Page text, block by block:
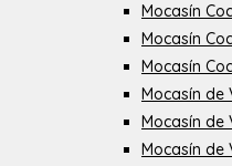
Mocasín
Mocasín
Mocasín
Mocasín de
Mocasín de
Mocasín de